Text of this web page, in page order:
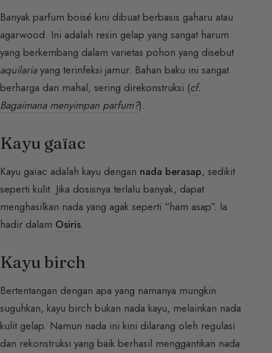
Banyak parfum boisé kini dibuat berbasis gaharu atau
agarwood. Ini adalah resin gelap yang sangat harum
yang berkembang dalam varietas pohon yang disebut
aquilariayang terinfeksi jamur. Bahan baku ini sangat
berharga dan mahal, sering direkonstruksi (cf.
Bagaimana menyimpan parfum?).
Kayu gaïac
Kayu gaïac adalah kayu dengan nada berasap, sedikit
seperti kulit. Jika dosisnya terlalu banyak, dapat
menghasilkan nada yang agak seperti “ham asap”. Ia
hadir dalam Osiris.
Kayu birch
Bertentangan dengan apa yang namanya mungkin
suguhkan, kayu birch bukan nada kayu, melainkan nada
kulit gelap. Namun nada ini kini dilarang oleh regulasi
dan rekonstruksi yang baik berhasil menggantikan nada